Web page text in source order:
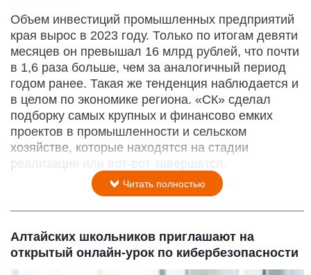
Объем инвестиций промышленных предприятий
края вырос в 2023 году. Только по итогам девяти
месяцев он превышал 16 млрд рублей, что почти
в 1,6 раза больше, чем за аналогичный период
годом ранее. Такая же тенденция наблюдается и
в целом по экономике региона. «СК» сделал
подборку самых крупных и финансово емких
проектов в промышленности и сельском
хозяйстве, которые находятся на стадии
реализации или вот-вот завершатся.
Читать полностью
Алтайских школьников приглашают на
открытый онлайн-урок по кибербезопасности